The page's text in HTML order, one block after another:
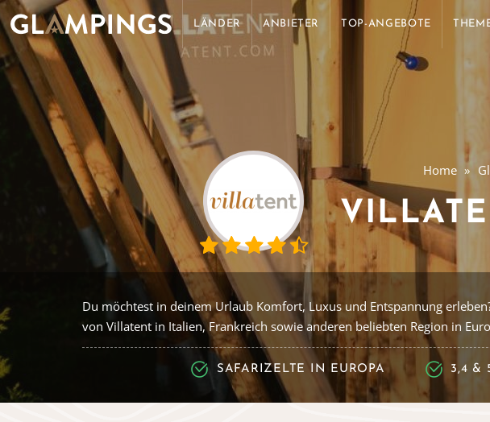
LÄNDER ANBIETER TOP-ANGEBOTE
Home
Du möchtest in deinem Urlaub Komfort, Luxus und Entspannung
von Villatent in Italien, Frankreich sowie anderen beliebten Region in
SAFARIZELTE IN EUROPA 3,4 &